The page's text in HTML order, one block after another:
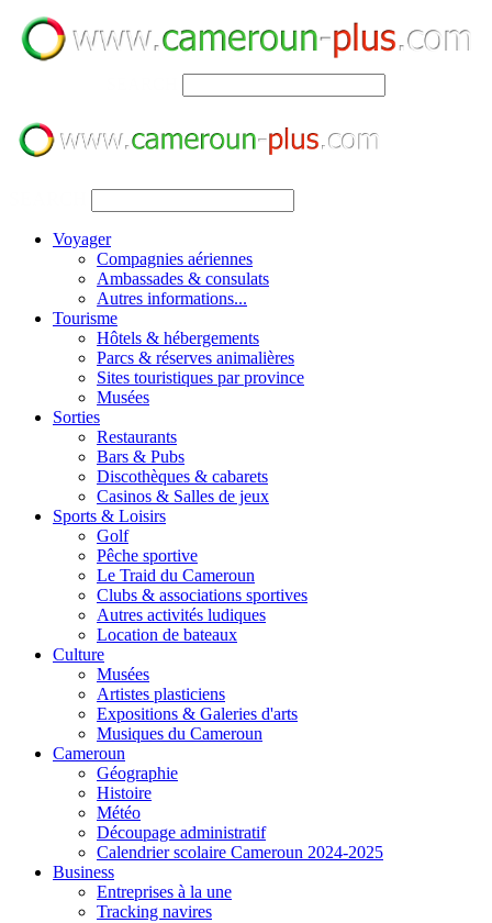
Voyager
Compagnies aériennes
Ambassades & consulats
Autres informations...
Tourisme
Hôtels & hébergements
Parcs & réserves animalières
Sites touristiques par province
Musées
Sorties
Restaurants
Bars & Pubs
Discothèques & cabarets
Casinos & Salles de jeux
Sports & Loisirs
Golf
Pêche sportive
Le Traid du Cameroun
Clubs & associations sportives
Autres activités ludiques
Location de bateaux
Culture
Musées
Artistes plasticiens
Expositions & Galeries d'arts
Musiques du Cameroun
Cameroun
Géographie
Histoire
Météo
Découpage administratif
Calendrier scolaire Cameroun 2024-2025
Business
Entreprises à la une
Tracking navires